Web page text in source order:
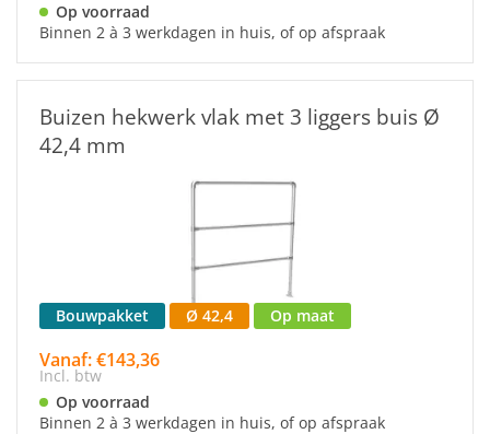
Op voorraad
Binnen 2 à 3 werkdagen in huis, of op afspraak
Buizen hekwerk vlak met 3 liggers buis Ø
42,4 mm
Bouwpakket Ø 42,4 Op maat
Vanaf: €143,36
Incl. btw
Op voorraad
Binnen 2 à 3 werkdagen in huis, of op afspraak